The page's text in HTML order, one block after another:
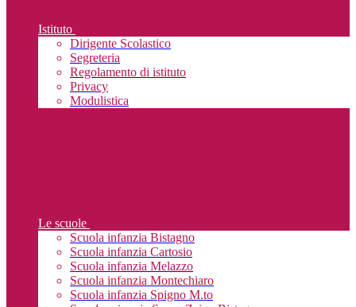
Istituto
Dirigente Scolastico
Segreteria
Regolamento di istituto
Privacy
Modulistica
Le scuole
Scuola infanzia Bistagno
Scuola infanzia Cartosio
Scuola infanzia Melazzo
Scuola infanzia Montechiaro
Scuola infanzia Spigno M.to